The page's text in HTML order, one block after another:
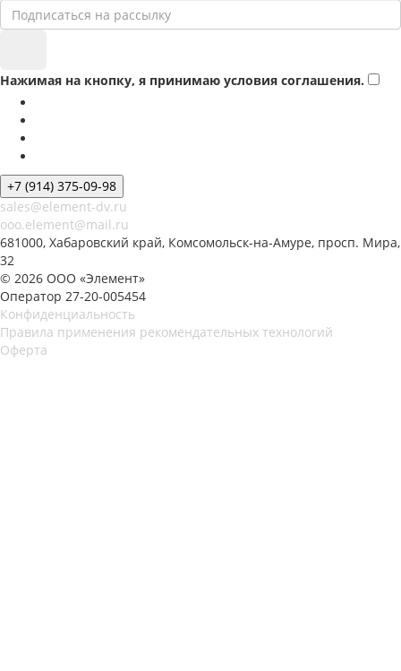
Нажимая на кнопку, я принимаю условия соглашения.
+7 (914) 375-09-98
sales@element-dv.ru
ooo.element@mail.ru
681000, Хабаровский край, Комсомольск-на-Амуре, просп. Мира,
32
© 2026 ООО «Элемент»
Оператор 27-20-005454
Конфиденциальность
Правила применения рекомендательных технологий
Оферта